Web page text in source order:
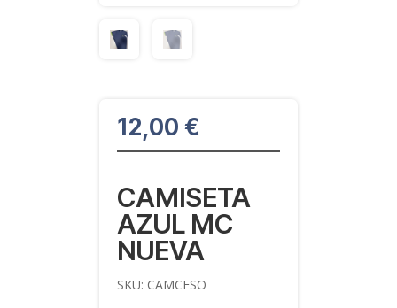
12,00 €
CAMISETA
AZUL MC
NUEVA
SKU: CAMCESO